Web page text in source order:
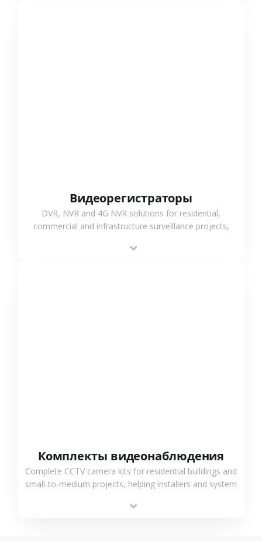
Видеорегистраторы
DVR, NVR and 4G NVR solutions for residential,
commercial and infrastructure surveillance projects,
Комплекты видеонаблюдения
Complete CCTV camera kits for residential buildings and
small-to-medium projects, helping installers and system
time.